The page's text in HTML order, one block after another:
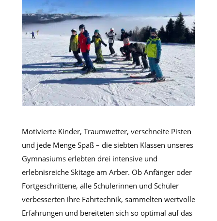
Motivierte Kinder, Traumwetter, verschneite Pisten
und jede Menge Spaß – die siebten Klassen unseres
Gymnasiums erlebten drei intensive und
erlebnisreiche Skitage am Arber. Ob Anfänger oder
Fortgeschrittene, alle Schülerinnen und Schüler
verbesserten ihre Fahrtechnik, sammelten wertvolle
Erfahrungen und bereiteten sich so optimal auf das